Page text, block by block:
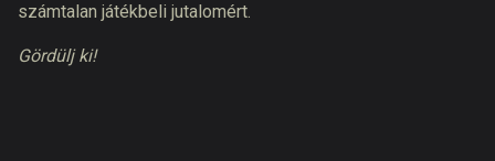
számtalan játékbeli jutalomért.
Gördülj ki!